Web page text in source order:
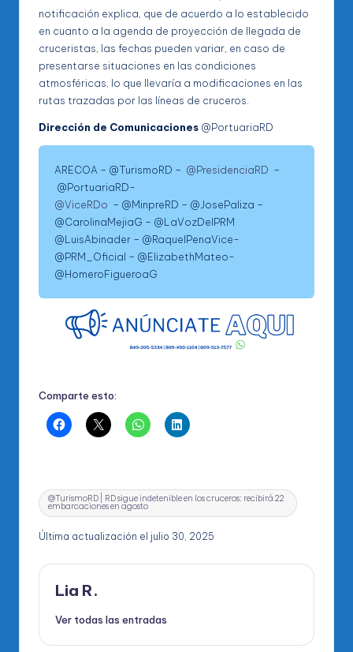
notificación explica, que de acuerdo a lo establecido
en cuanto a la agenda de proyección de llegada de
cruceristas, las fechas pueden variar, en caso de
presentarse situaciones en las condiciones
atmosféricas, lo que llevaría a modificaciones en las
rutas trazadas por las líneas de cruceros.
Dirección de Comunicaciones @PortuariaRD
ARECOA – @TurismoRD – @PresidenciaRD –
@PortuariaRD-
@ViceRDo – @MinpreRD – @JosePaliza –
@CarolinaMejiaG – @LaVozDelPRM
@LuisAbinader – @RaquelPenaVice-
@PRM_Oficial – @ElizabethMateo-
@HomeroFigueroaG
Comparte esto:
Etiquetas:
@TurismoRD | RD sigue indetenible en los cruceros: recibirá 22
embarcaciones en agosto
Última actualización el julio 30, 2025
Lia R.
Ver todas las entradas